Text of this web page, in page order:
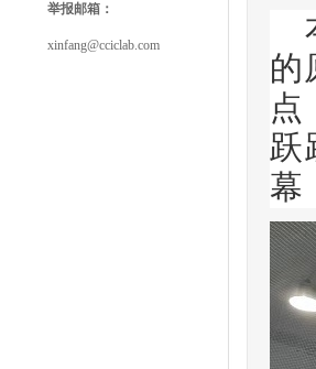
举报邮箱：
xinfang@cciclab.com
的
跃
幕